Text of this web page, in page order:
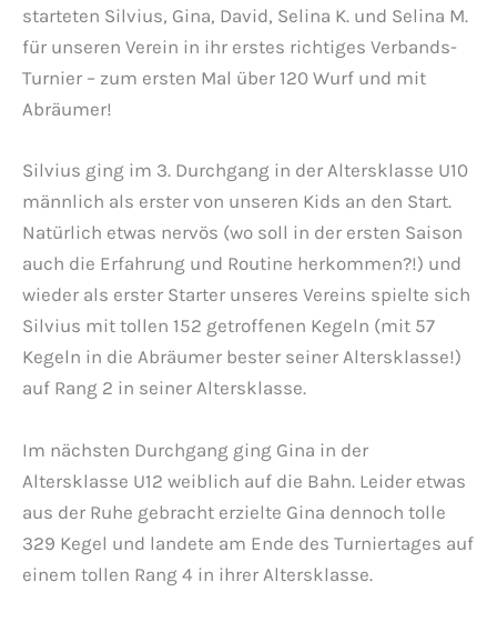
starteten Silvius, Gina, David, Selina K. und Selina M.
für unseren Verein in ihr erstes richtiges Verbands-
Turnier – zum ersten Mal über 120 Wurf und mit
Abräumer!
Silvius ging im 3. Durchgang in der Altersklasse U10
männlich als erster von unseren Kids an den Start.
Natürlich etwas nervös (wo soll in der ersten Saison
auch die Erfahrung und Routine herkommen?!) und
wieder als erster Starter unseres Vereins spielte sich
Silvius mit tollen 152 getroffenen Kegeln (mit 57
Kegeln in die Abräumer bester seiner Altersklasse!)
auf Rang 2 in seiner Altersklasse.
Im nächsten Durchgang ging Gina in der
Altersklasse U12 weiblich auf die Bahn. Leider etwas
aus der Ruhe gebracht erzielte Gina dennoch tolle
329 Kegel und landete am Ende des Turniertages auf
einem tollen Rang 4 in ihrer Altersklasse.